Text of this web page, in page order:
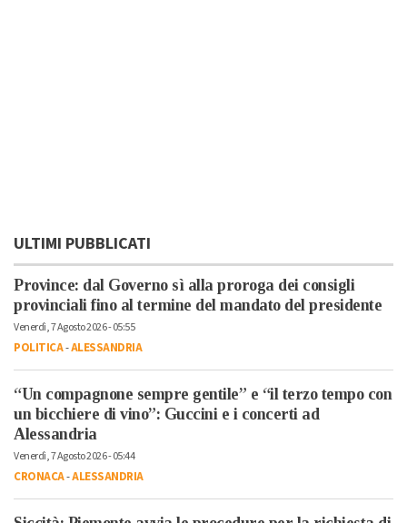
ULTIMI PUBBLICATI
Province: dal Governo sì alla proroga dei consigli
provinciali fino al termine del mandato del presidente
Venerdì, 7 Agosto 2026 - 05:55
POLITICA-ALESSANDRIA
“Un compagnone sempre gentile” e “il terzo tempo con
un bicchiere di vino”: Guccini e i concerti ad
Alessandria
Venerdì, 7 Agosto 2026 - 05:44
CRONACA-ALESSANDRIA